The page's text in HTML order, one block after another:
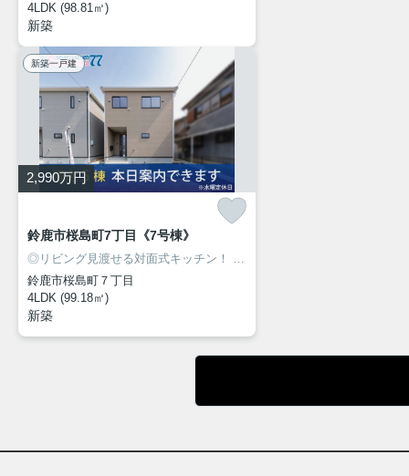
4LDK (98.81㎡)
新築
新築一戸建
2,990万円
鈴鹿市桜島町7丁目《7号棟》
◎リビング見渡せる対面式キッチン！
鈴鹿市桜島町７丁目
4LDK (99.18㎡)
新築